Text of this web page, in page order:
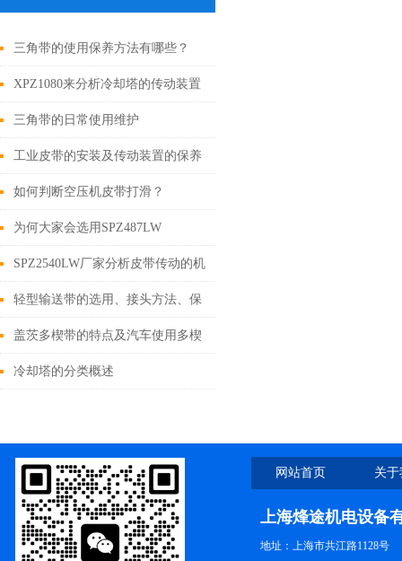
三角带的使用保养方法有哪些？
XPZ1080来分析冷却塔的传动装置
三角带的日常使用维护
工业皮带的安装及传动装置的保养
如何判断空压机皮带打滑？
为何大家会选用SPZ487LW
SPZ2540LW厂家分析皮带传动的机
构特点
轻型输送带的选用、接头方法、保
养及运输与贮存
盖茨多楔带的特点及汽车使用多楔
带的*性
冷却塔的分类概述
网站首页 关
上海烽途机电设备
地址：上海市共江路1128号